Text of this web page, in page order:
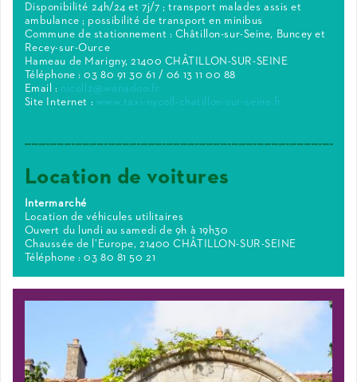
Disponibilité 24h/24 et 7j/7 ; transport malades assis et
ambulance ; possibilité de transport en minibus
Commune de stationnement : Châtillon-sur-Seine, Buncey et
Recey-sur-Ource
Hameau de Marigny, 21400 CHÂTILLON-SUR-SEINE
Téléphone : 03 80 91 30 61 / 06 13 11 00 88
Email : nicoll2@wanadoo.fr
Site Internet : www.taxi-nycoll-chatillon-sur-seine.fr
Location de voitures
Intermarché
Location de véhicules utilitaires
Ouvert du lundi au samedi de 9h à 19h30
Chaussée de l’Europe, 21400 CHÂTILLON-SUR-SEINE
Téléphone : 03 80 81 50 21